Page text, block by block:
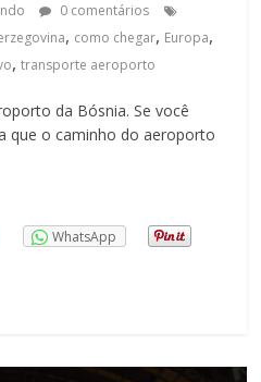
0 comentários
, como chegar, Europa,
,transporte aeroporto
da Bósnia. Se você
que o caminho do aeroporto
WhatsApp